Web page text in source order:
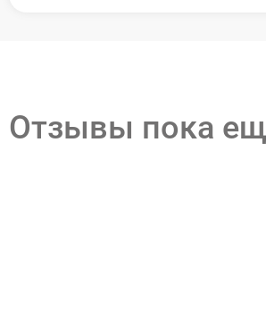
Отзывы пока